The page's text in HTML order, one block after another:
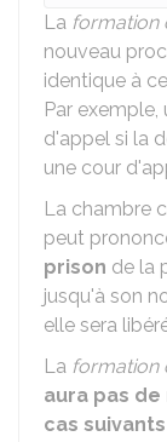
La formation
nouveau
identique à
Par
d'appel si la
une cour
La chambre
peut
prison de la
jusqu'à son
elle sera
La formation
aura pas
cas suivants